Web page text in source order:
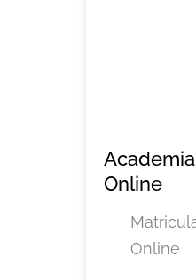
Online
Online